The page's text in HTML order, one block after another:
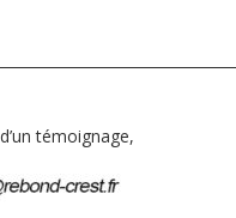
témoignage,